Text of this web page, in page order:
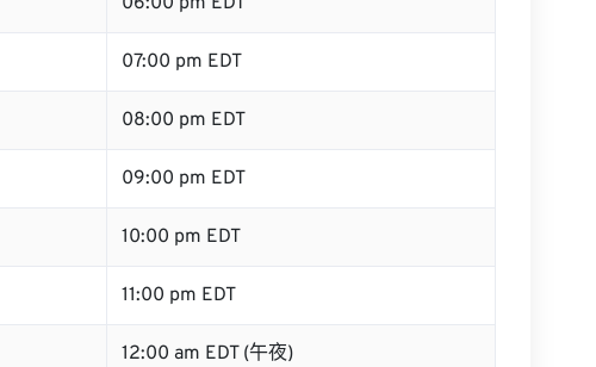
07:00 pm EDT
08:00 pm EDT
09:00 pm EDT
10:00 pm EDT
11:00 pm EDT
12:00 am EDT (午夜)